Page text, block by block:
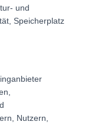
und
Speicherplatz
Nutzern,